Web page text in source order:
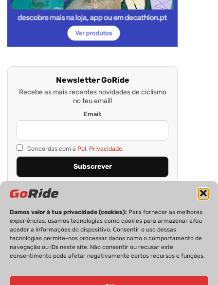
Damos valor à tua privacidade (cookies): Para fornecer as melhores
experiências, usamos tecnologias como cookies para armazenar e/ou
aceder a informações do dispositivo. Consentir o uso dessas
tecnologias permite-nos processar dados como o comportamento de
navegação ou IDs neste site. Não consentir ou recusar este
consentimento pode afetar negativamente certos recursos e funções.
Newsletter GoRide
Recebe as mais recentes novidades de ciclismo
no teu email!
Email:
Concordas com a Pol. Privacidade.
PRIVACIDADE FICHA TÉCNICA
ESTATUTO EDITORIAL